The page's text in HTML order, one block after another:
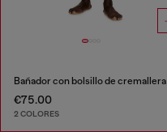
Bañador con bolsillo de cremallera
€75.00
2 COLORES